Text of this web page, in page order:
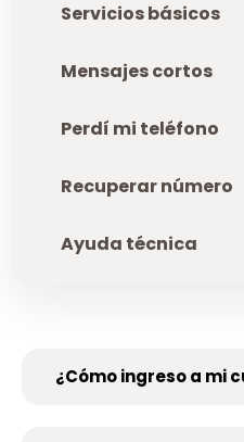
Servicios básicos
Mensajes cortos
Perdí mi teléfono
Recuperar número
Ayuda técnica
¿Cómo ingreso a mi